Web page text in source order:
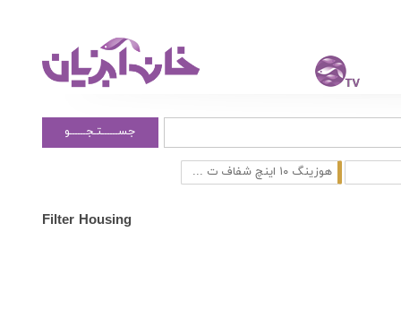
جســــــتـجــــــو
هوزینگ ۱۰ اینچ شفاف ت ...
Filter Housing